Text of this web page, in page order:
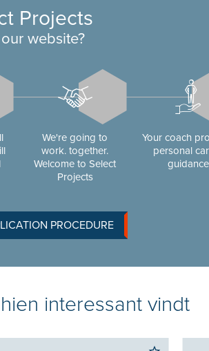
Projects
website?
We're going to
work. together.
Welcome to Select
Projects
Your coach
personal
guidance
PROCEDURE
interessant vindt